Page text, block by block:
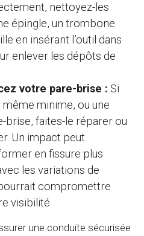
nettoyez-les
épingle, un trombone
en insérant l’outil dans
enlever les dépôts de
votre pare-brise : Si
minime, ou une
brise, faites-le réparer ou
Un impact peut
en fissure plus
les variations de
compromettre
visibilité.
une conduite sécurisée